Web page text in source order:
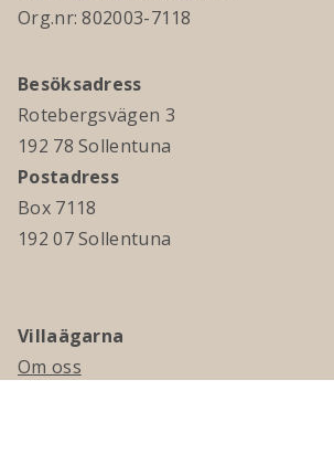
Org.nr: 802003-7118
Besöksadress
Rotebergsvägen 3
192 78 Sollentuna
Postadress
Box 7118
192 07 Sollentuna
Villaägarna
Om oss